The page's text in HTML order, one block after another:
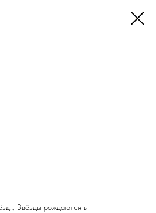
Звёзды рождаются в